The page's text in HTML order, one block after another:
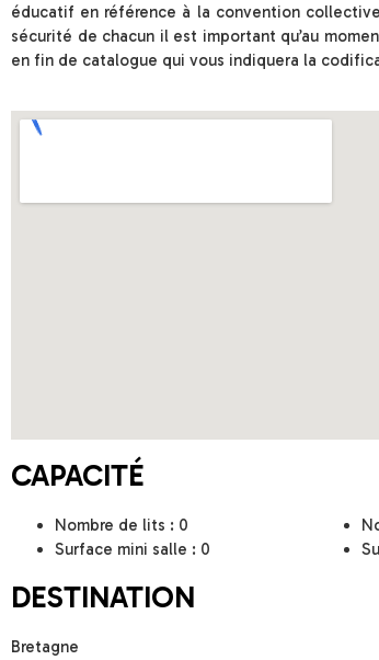
éducatif en référence à la convention collective
sécurité de chacun il est important qu’au
en fin de catalogue qui vous indiquera la
CAPACITÉ
Nombre de lits : 0
Surface mini salle : 0
DESTINATION
Bretagne